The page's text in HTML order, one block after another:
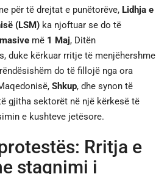
për të drejtat e punëtorëve, Lidhja e
(LSM) ka njoftuar se do të
më 1 Maj, Ditën
duke kërkuar rritje të menjëhershme
do të fillojë nga ora
Shkup, dhe synon të
gjitha sektorët në një kërkesë të
e kushteve jetësore.
Rritja e
stagnimi i